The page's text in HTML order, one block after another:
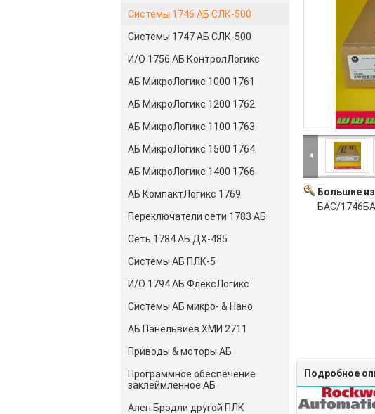
Системы 1746 АБ СЛК-500
Системы 1747 АБ СЛК-500
И/О 1756 АБ КонтролЛогикс
АБ МикроЛогикс 1000 1761
АБ МикроЛогикс 1200 1762
АБ МикроЛогикс 1100 1763
АБ МикроЛогикс 1500 1764
АБ МикроЛогикс 1400 1766
АБ КомпактЛогикс 1769
Переключатели сети 1783 АБ
Сеть 1784 АБ ДХ-485
Системы АБ ПЛК-5
И/О 1794 АБ ФлексЛогикс
Системы АБ микро- & Нано
АБ Панельвиев ХМИ 2711
Приводы & моторы АБ
Программное обеспечение
заклеймленное АБ
Ален Брэдли другой ПЛК
Большие
БАС/
Подробное